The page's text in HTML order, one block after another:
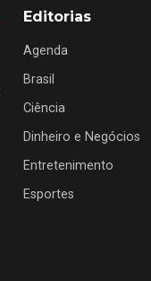
Editorias
Agenda
Brasil
Ciência
Dinheiro e Negócios
Entretenimento
Esportes